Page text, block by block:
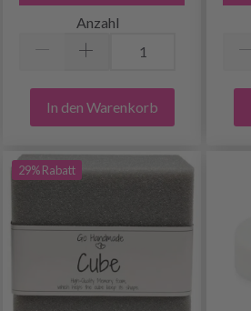
Anzahl
In den Warenkorb
29% Rabatt